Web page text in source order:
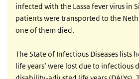
infected with the Lassa fever virus in
patients were transported to the
one of them died.
The State of Infectious Diseases lists
life years’ were lost due to infectious